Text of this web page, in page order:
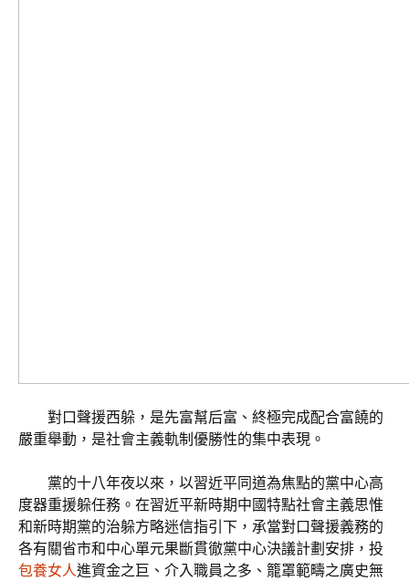
對口聲援西躲，是先富幫后富、終極完成配合富饒的
嚴重舉動，是社會主義軌制優勝性的集中表現。
黨的十八年夜以來，以習近平同道為焦點的黨中心高
度器重援躲任務。在習近平新時期中國特點社會主義思惟
和新時期黨的治躲方略迷信指引下，承當對口聲援義務的
各有關省市和中心單元果斷貫徹黨中心決議計劃安排，投
包養女人進資金之巨、介入職員之多、籠罩範疇之廣史無